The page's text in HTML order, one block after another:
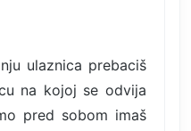
ulaznica prebaciš
na kojoj se odvija
pred sobom imaš